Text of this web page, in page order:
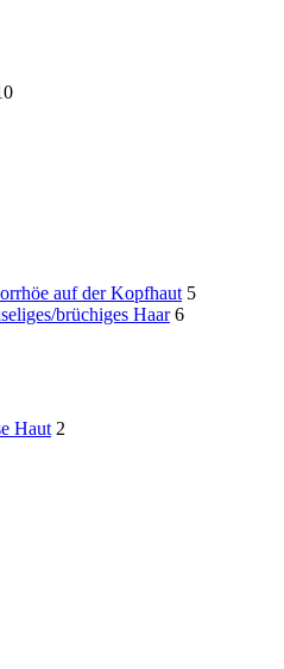
auf der Kopfhaut 5
brüchiges Haar 6
Haut 2